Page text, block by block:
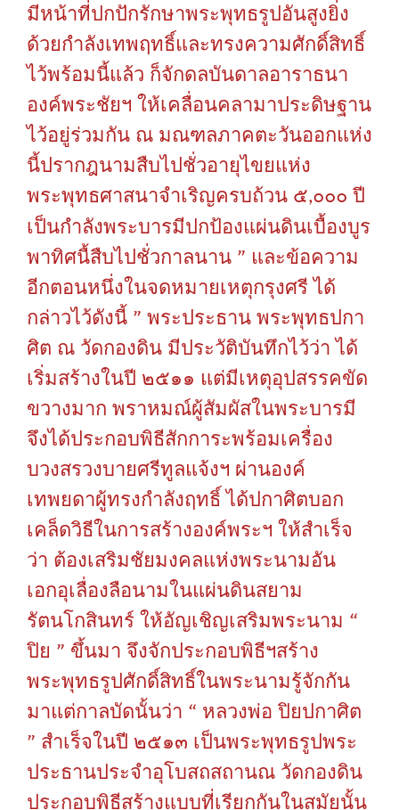
มีหน้าที่ปกปักรักษาพระพุทธรูปอันสูงยิ่ง
ด้วยกำลังเทพฤทธิ์และทรงความศักดิ์สิทธิ์
ไว้พร้อมนี้แล้ว ก็จักดลบันดาลอาราธนา
องค์พระชัยฯ ให้เคลื่อนคลามาประดิษฐาน
ไว้อยู่ร่วมกัน ณ มณฑลภาคตะวันออกแห่ง
นี้ปรากฎนามสืบไปชั่วอายุไขยแห่ง
พระพุทธศาสนาจำเริญครบถ้วน ๕,๐๐๐ ปี
เป็นกำลังพระบารมีปกป้องแผ่นดินเบื้องบูร
พาทิศนื้สืบไปชั่วกาลนาน ” และข้อความ
อีกตอนหนึ่งในจดหมายเหตุกรุงศรี ได้
กล่าวไว้ดังนี้ ” พระประธาน พระพุทธปกา
ศิต ณ วัดกองดิน มีประวัติบันทึกไว้ว่า ได้
เริ่มสร้างในปี ๒๕๑๑ แต่มีเหตุอุปสรรคขัด
ขวางมาก พราหมณ์ผู้สัมผัสในพระบารมี
จึงได้ประกอบพิธีสักการะพร้อมเครื่อง
บวงสรวงบายศรีทูลแจ้งฯ ผ่านองค์
เทพยดาผู้ทรงกำลังฤทธิ์ ได้ปกาศิตบอก
เคล็ดวิธีในการสร้างองค์พระฯ ให้สำเร็จ
ว่า ต้องเสริมชัยมงคลแห่งพระนามอัน
เอกอุเลื่องลือนามในแผ่นดินสยาม
รัตนโกสินทร์ ให้อัญเชิญเสริมพระนาม “
ปิย ” ขึ้นมา จึงจักประกอบพิธีฯสร้าง
พระพุทธรูปศักดิ์สิทธิ์ในพระนามรู้จักกัน
มาแต่กาลบัดนั้นว่า “ หลวงพ่อ ปิยปกาศิต
” สำเร็จในปี ๒๕๑๓ เป็นพระพุทธรูปพระ
ประธานประจำอุโบสถสถานณ วัดกองดิน
ประกอบพิธีสร้างแบบที่เรียกกันในสมัยนั้น